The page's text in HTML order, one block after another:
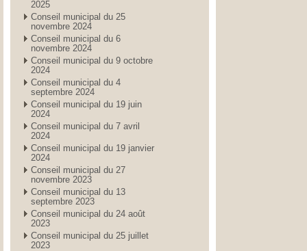
2025
Conseil municipal du 25
novembre 2024
Conseil municipal du 6
novembre 2024
Conseil municipal du 9 octobre
2024
Conseil municipal du 4
septembre 2024
Conseil municipal du 19 juin
2024
Conseil municipal du 7 avril
2024
Conseil municipal du 19 janvier
2024
Conseil municipal du 27
novembre 2023
Conseil municipal du 13
septembre 2023
Conseil municipal du 24 août
2023
Conseil municipal du 25 juillet
2023